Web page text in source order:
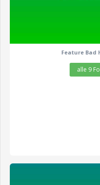
Feature Bad
alle 9